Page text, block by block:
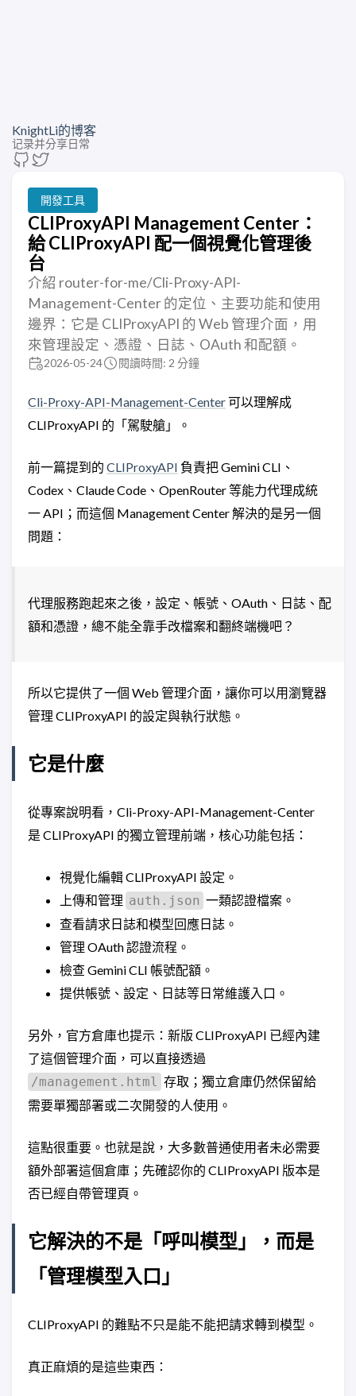
KnightLi的博客
记录并分享日常
開發工具
CLIProxyAPI Management Center：
給 CLIProxyAPI 配一個視覺化管理後
台
介紹 router-for-me/Cli-Proxy-API-
Management-Center 的定位、主要功能和使用
邊界：它是 CLIProxyAPI 的 Web 管理介面，用
來管理設定、憑證、日誌、OAuth 和配額。
2026-05-24 閱讀時間: 2 分鐘
Cli-Proxy-API-Management-Center可以理解成
CLIProxyAPI 的「駕駛艙」。
前一篇提到的 CLIProxyAPI 負責把 Gemini CLI、
Codex、Claude Code、OpenRouter 等能力代理成統
一 API；而這個 Management Center 解決的是另一個
問題：
代理服務跑起來之後，設定、帳號、OAuth、日誌、配
額和憑證，總不能全靠手改檔案和翻終端機吧？
所以它提供了一個 Web 管理介面，讓你可以用瀏覽器
管理 CLIProxyAPI 的設定與執行狀態。
它是什麼
從專案說明看，Cli-Proxy-API-Management-Center
是 CLIProxyAPI 的獨立管理前端，核心功能包括：
視覺化編輯 CLIProxyAPI 設定。
上傳和管理 auth.json 一類認證檔案。
查看請求日誌和模型回應日誌。
管理 OAuth 認證流程。
檢查 Gemini CLI 帳號配額。
提供帳號、設定、日誌等日常維護入口。
另外，官方倉庫也提示：新版 CLIProxyAPI 已經內建
了這個管理介面，可以直接透過
/management.html 存取；獨立倉庫仍然保留給
需要單獨部署或二次開發的人使用。
這點很重要。也就是說，大多數普通使用者未必需要
額外部署這個倉庫；先確認你的 CLIProxyAPI 版本是
否已經自帶管理頁。
它解決的不是「呼叫模型」，而是
「管理模型入口」
CLIProxyAPI 的難點不只是能不能把請求轉到模型。
真正麻煩的是這些東西：